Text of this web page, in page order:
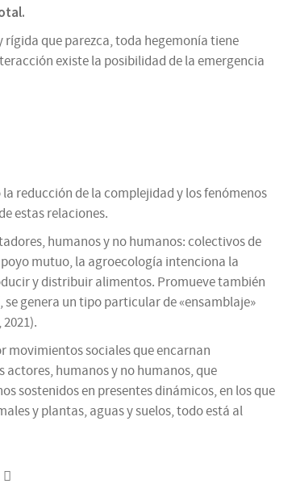
que parezca, toda hegemonía tiene
existe la posibilidad de la emergencia
reducción de la complejidad y los fenómenos
estas relaciones.
humanos y no humanos: colectivos de
mutuo, la agroecología intenciona la
y distribuir alimentos. Promueve también
genera un tipo particular de «ensamblaje»
, 2021).
movimientos sociales que encarnan
actores, humanos y no humanos, que
sostenidos en presentes dinámicos, en los que
y plantas, aguas y suelos, todo está al